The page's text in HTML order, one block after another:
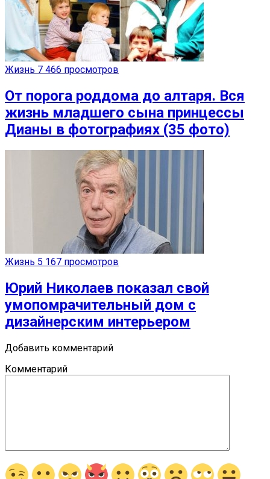
Жизнь 7 466 просмотров
От порога роддома до алтаря. Вся
жизнь младшего сына принцессы
Дианы в фотографиях (35 фото)
Жизнь 5 167 просмотров
Юрий Николаев показал свой
умопомрачительный дом с
дизайнерским интерьером
Добавить комментарий
Комментарий